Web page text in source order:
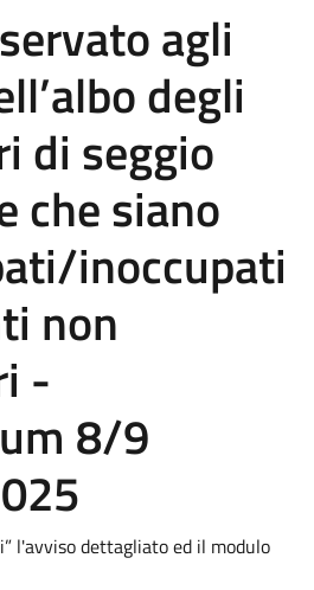
agli
degli
di seggio
che siano
inoccupati
non
-
8/9
l'avviso dettagliato ed il modulo